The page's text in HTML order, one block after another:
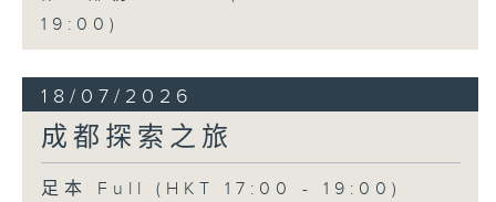
19:00)
18/07/2026
成都探索之旅
足本 Full (HKT 17:00 - 19:00)